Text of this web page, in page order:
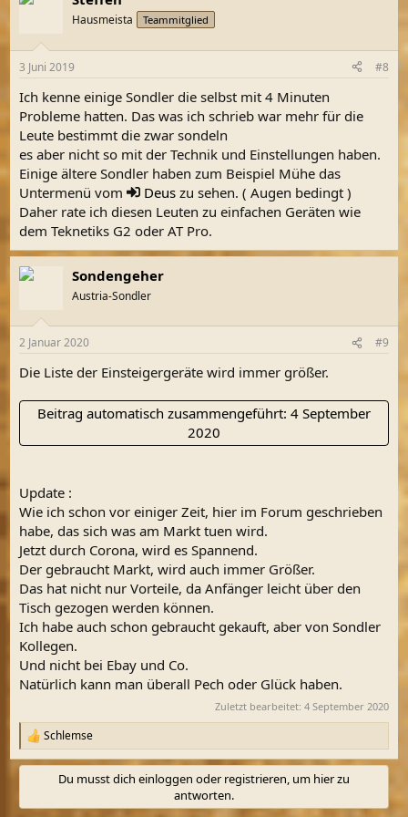
Hausmeista Teammitglied
3 Juni 2019 #8
Ich kenne einige Sondler die selbst mit 4 Minuten
Probleme hatten. Das was ich schrieb war mehr für die
Leute bestimmt die zwar sondeln
es aber nicht so mit der Technik und Einstellungen haben.
Einige ältere Sondler haben zum Beispiel Mühe das
Untermenü vom
Deus zu sehen. ( Augen bedingt )
Daher rate ich diesen Leuten zu einfachen Geräten wie
dem Teknetiks G2 oder AT Pro.
Sondengeher
Austria-Sondler
2 Januar 2020 #9
Die Liste der Einsteigergeräte wird immer größer.
Beitrag automatisch zusammengeführt: 4 September
2020
Update :
Wie ich schon vor einiger Zeit, hier im Forum geschrieben
habe, das sich was am Markt tuen wird.
Jetzt durch Corona, wird es Spannend.
Der gebraucht Markt, wird auch immer Größer.
Das hat nicht nur Vorteile, da Anfänger leicht über den
Tisch gezogen werden können.
Ich habe auch schon gebraucht gekauft, aber von Sondler
Kollegen.
Und nicht bei Ebay und Co.
Natürlich kann man überall Pech oder Glück haben.
Zuletzt bearbeitet: 4 September 2020
R
e
a
i
Schlemse
Du musst dich einloggen oder registrieren, um hier zu
antworten.